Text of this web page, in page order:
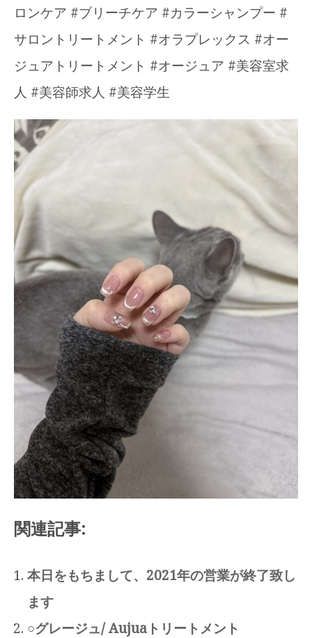
ロンケア #ブリーチケア #カラーシャンプー #
サロントリートメント #オラプレックス #オー
ジュアトリートメント #オージュア #美容室求
人 #美容師求人 #美容学生
関連記事:
本日をもちまして、2021年の営業が終了致し
ます
○グレージュ/ Aujuaトリートメント